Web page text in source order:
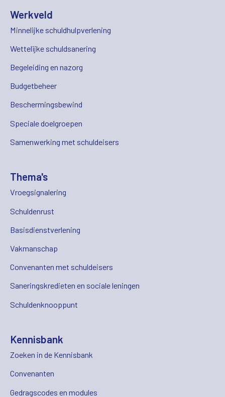
Werkveld
Minnelijke schuldhulpverlening
Wettelijke schuldsanering
Begeleiding en nazorg
Budgetbeheer
Beschermingsbewind
Speciale doelgroepen
Samenwerking met schuldeisers
Thema's
Vroegsignalering
Schuldenrust
Basisdienstverlening
Vakmanschap
Convenanten met schuldeisers
Saneringskredieten en sociale leningen
Schuldenknooppunt
Kennisbank
Zoeken in de Kennisbank
Convenanten
Gedragscodes en modules